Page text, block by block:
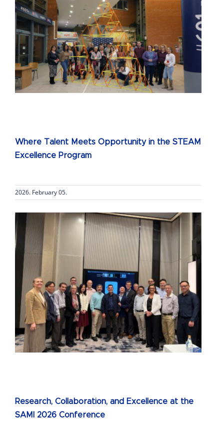
Where Talent Meets Opportunity in the STEAM
Excellence Program
2026. February 05.
Research, Collaboration, and Excellence at the
SAMI 2026 Conference